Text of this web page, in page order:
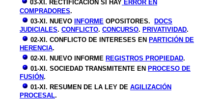
03-XI. RECTIFICACIÓN SI HAY ERROR EN
COMPRADORES.
03-XI. NUEVO
INFORME OPOSITORES.
DOCS
JUDICIALES. CONFLICTO. CONCURSO. PRIVATIVIDAD.
02-XI. CONFLICTO DE INTERESES EN PARTICIÓN DE
HERENCIA.
02-XI. NUEVO INFORME REGISTROS PROPIEDAD.
01-XI. SOCIEDAD TRANSMITENTE EN PROCESO DE
FUSIÓN.
01-XI. RESUMEN DE LA LEY DE AGILIZACIÓN
PROCESAL.